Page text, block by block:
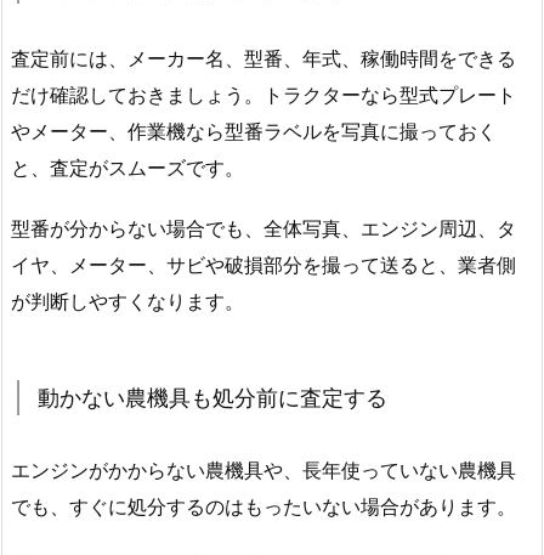
査定前には、メーカー名、型番、年式、稼働時間をできる
だけ確認しておきましょう。トラクターなら型式プレート
やメーター、作業機なら型番ラベルを写真に撮っておく
と、査定がスムーズです。
型番が分からない場合でも、全体写真、エンジン周辺、タ
イヤ、メーター、サビや破損部分を撮って送ると、業者側
が判断しやすくなります。
動かない農機具も処分前に査定する
エンジンがかからない農機具や、長年使っていない農機具
でも、すぐに処分するのはもったいない場合があります。